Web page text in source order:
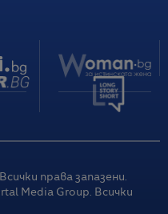
права запазени.
Media Group. Всички